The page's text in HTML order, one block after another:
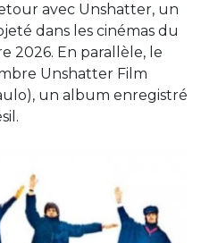
avec Unshatter, un
dans les cinémas du
2026. En parallèle, le
Unshatter Film
un album enregistré